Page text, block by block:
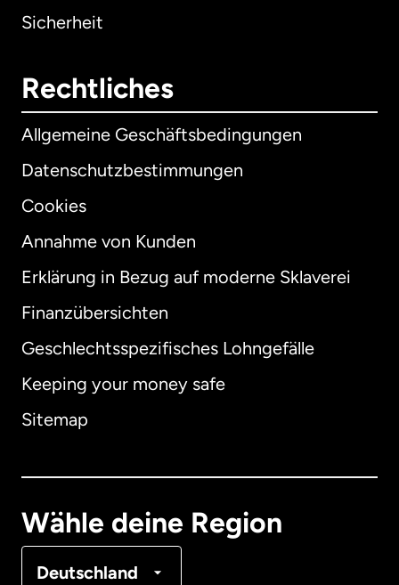
Sicherheit
Rechtliches
Allgemeine Geschäftsbedingungen
Datenschutzbestimmungen
Cookies
Annahme von Kunden
Erklärung in Bezug auf moderne Sklaverei
Finanzübersichten
Geschlechtsspezifisches Lohngefälle
Keeping your money safe
Sitemap
Wähle deine Region
Deutschland
International English
Australien